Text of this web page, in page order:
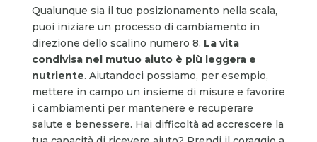
Qualunque sia il tuo posizionamento nella scala,
puoi iniziare un processo di cambiamento in
direzione dello scalino numero 8. La vita
condivisa nel mutuo aiuto è più leggera e
nutriente. Aiutandoci possiamo, per esempio,
mettere in campo un insieme di misure e favorire
i cambiamenti per mantenere e recuperare
salute e benessere. Hai difficoltà ad accrescere la